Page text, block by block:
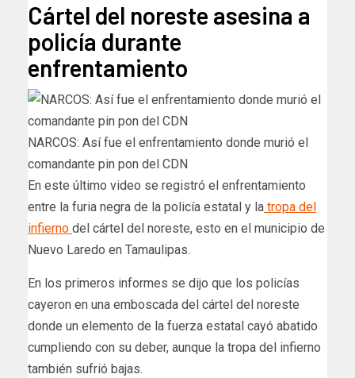
Cártel del noreste asesina a
policía durante
enfrentamiento
NARCOS: Así fue el enfrentamiento donde murió el
comandante pin pon del CDN
En este último video se registró el enfrentamiento
entre la furia negra de la policía estatal y la tropa del
infierno del cártel del noreste, esto en el municipio de
Nuevo Laredo en Tamaulipas.
En los primeros informes se dijo que los policías
cayeron en una emboscada del cártel del noreste
donde un elemento de la fuerza estatal cayó abatido
cumpliendo con su deber, aunque la tropa del infierno
también sufrió bajas.